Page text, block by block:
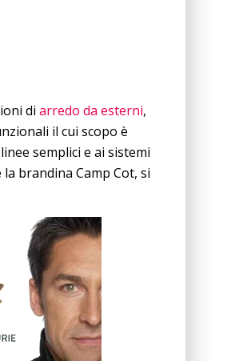
di arredo da esterni,
il cui scopo è
semplici e ai sistemi
brandina Camp Cot, si